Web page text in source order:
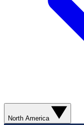
North America